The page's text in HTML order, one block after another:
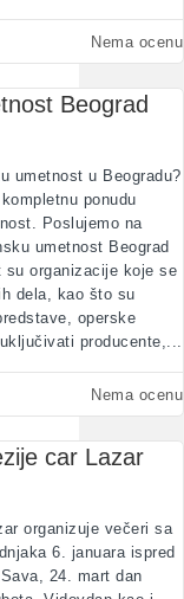
Nema ocenu
Beograd
umetnost u Beogradu?
ponudu
Poslujemo na
umetnost Beograd
su organizacije koje se
dela, kao što su
operske
producente,...
Nema ocenu
car Lazar
organizuje večeri sa
6. januara ispred
24. mart dan